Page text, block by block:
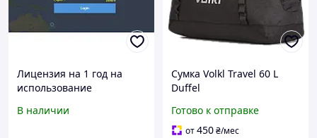
Лицензия на 1 год на
использование
PRO для
В наличии
Сумка Volkl Travel 60 L
Duffel
Готово к отправке
от450₴/мес